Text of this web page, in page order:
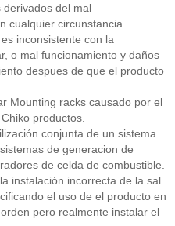
derivados del mal
cualquier circunstancia.
inconsistente con la
o mal funcionamiento y daños
despues de que el producto
Mounting racks causado por el
productos.
conjunta de un sistema
de generacion de
de celda de combustible.
instalación incorrecta de la sal
el uso de el producto en
pero realmente instalar el